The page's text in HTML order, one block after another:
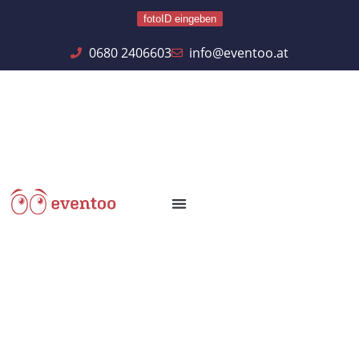
fotoID eingeben
0680 2406603 info@eventoo.at